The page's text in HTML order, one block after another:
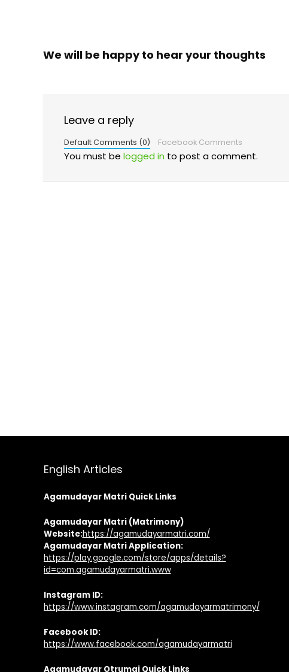
We will be happy to hear your thoughts
Leave a reply
Default Comments (0) Facebook Comments
You must be logged in to post a comment.
English Articles
Agamudayar Matri Quick Links
Agamudayar Matri (Matrimony)
Website:https://agamudayarmatri.com/
Agamudayar Matri Application:
https://play.google.com/store/apps/details?
id=com.agamudayarmatri.www
Instagram ID:
https://www.instagram.com/agamudayarmatrimony/
Facebook ID:
https://www.facebook.com/agamudayarmatri
Agamudayar Otrumai Quick Links